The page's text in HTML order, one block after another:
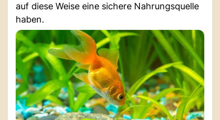
auf diese Weise eine sichere Nahrungsquelle
haben.